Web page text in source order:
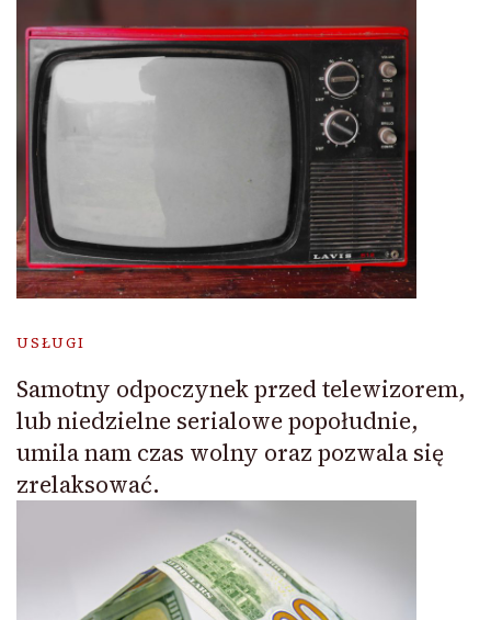
USŁUGI
Samotny odpoczynek przed telewizorem,
lub niedzielne serialowe popołudnie,
umila nam czas wolny oraz pozwala się
zrelaksować.